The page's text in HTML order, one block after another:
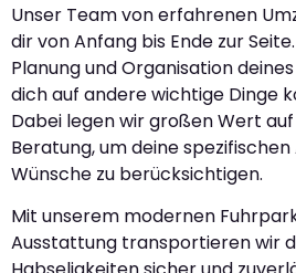
Unser Team von erfahrenen
dir von Anfang bis Ende zur
Planung und Organisation
dich auf andere wichtige Dinge
Dabei legen wir großen Wert
Beratung, um deine
Wünsche zu berücksichtigen.
Mit unserem modernen
Ausstattung transportieren wir